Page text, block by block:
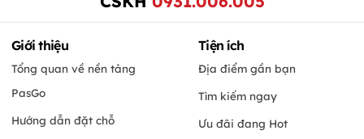
Giới thiệu
Tổng quan về nền tảng
PasGo
Hướng dẫn đặt chỗ
Tiện ích
Địa điểm gần bạn
Tìm kiếm ngay
Ưu đãi đang Hot